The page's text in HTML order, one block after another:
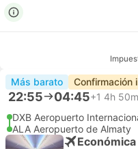
Más barato Confirmación
22:55 04:45+1 4h 50m
DXB Aeropuerto
ALA Aeropuerto de Almaty